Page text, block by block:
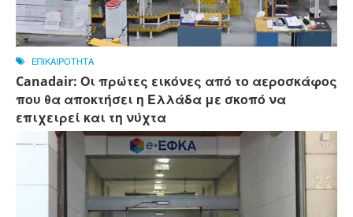
ΕΠΙΚΑΙΡΟΤΗΤΑ
Canadair: Οι πρώτες εικόνες από το αεροσκάφος
που θα αποκτήσει η Ελλάδα με σκοπό να
επιχειρεί και τη νύχτα